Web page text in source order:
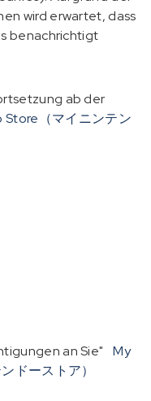
wird erwartet, dass
benachrichtigt
ab der
Store（マイニンテン
an Sie"
My
ドーストア）